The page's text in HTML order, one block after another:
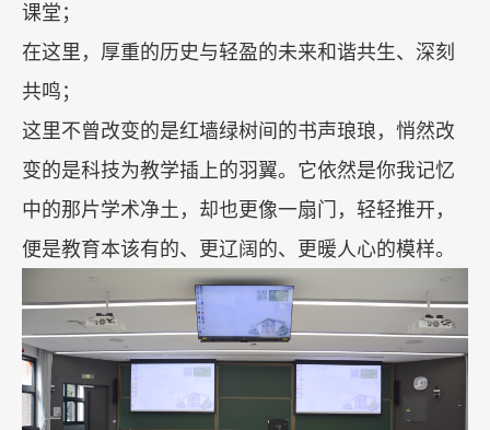
课堂；
在这里，厚重的历史与轻盈的未来和谐共生、深刻
共鸣；
这里不曾改变的是红墙绿树间的书声琅琅，悄然改
变的是科技为教学插上的羽翼。它依然是你我记忆
中的那片学术净土，却也更像一扇门，轻轻推开，
便是教育本该有的、更辽阔的、更暖人心的模样。